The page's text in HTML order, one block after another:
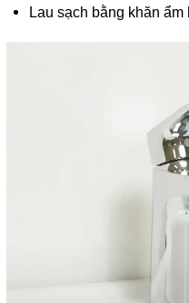
Lau sạch bằng khăn